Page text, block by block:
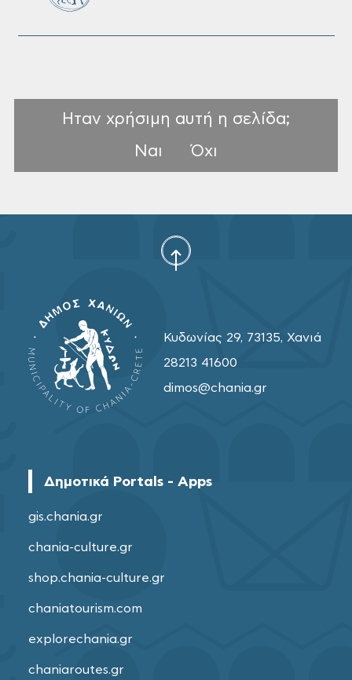
Ηταν χρήσιμη αυτή η σελίδα;
Ναι
Όχι
Κυδωνίας 29, 73135, Χανιά
28213 41600
dimos@chania.gr
Δημοτικά Portals - Apps
gis.chania.gr
chania-culture.gr
shop.chania-culture.gr
chaniatourism.com
explorechania.gr
chaniaroutes.gr